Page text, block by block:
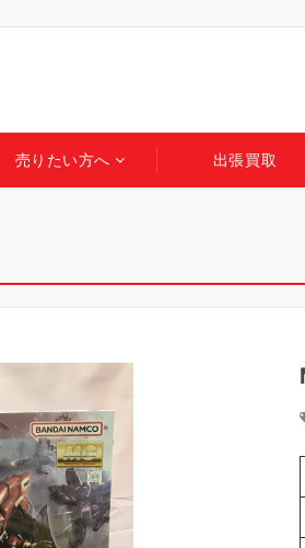
売りたい方へ 出張買取